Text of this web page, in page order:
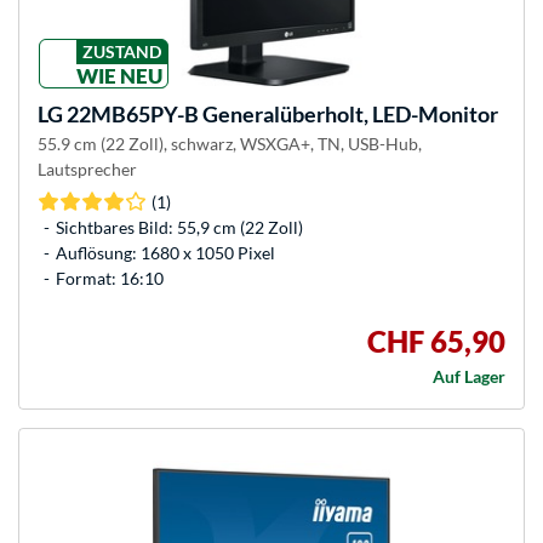
ZUSTAND
WIE NEU
LG 22MB65PY-B Generalüberholt, LED-Monitor
55.9 cm (22 Zoll), schwarz, WSXGA+, TN, USB-Hub,
Lautsprecher
(1)
Sichtbares Bild: 55,9 cm (22 Zoll)
Auflösung: 1680 x 1050 Pixel
Format: 16:10
CHF 65,90
Auf Lager